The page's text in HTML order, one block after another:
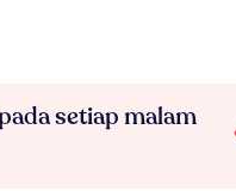
setiap malam